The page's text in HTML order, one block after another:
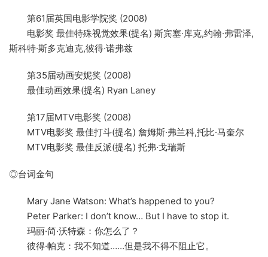
第61届英国电影学院奖 (2008)
电影奖 最佳特殊视觉效果(提名) 斯宾塞·库克,约翰·弗雷泽,
斯科特·斯多克迪克,彼得·诺弗兹
第35届动画安妮奖 (2008)
最佳动画效果(提名) Ryan Laney
第17届MTV电影奖 (2008)
MTV电影奖 最佳打斗(提名) 詹姆斯·弗兰科,托比·马奎尔
MTV电影奖 最佳反派(提名) 托弗·戈瑞斯
◎台词金句
Mary Jane Watson: What’s happened to you?
Peter Parker: I don’t know… But I have to stop it.
玛丽·简·沃特森：你怎么了？
彼得·帕克：我不知道……但是我不得不阻止它。